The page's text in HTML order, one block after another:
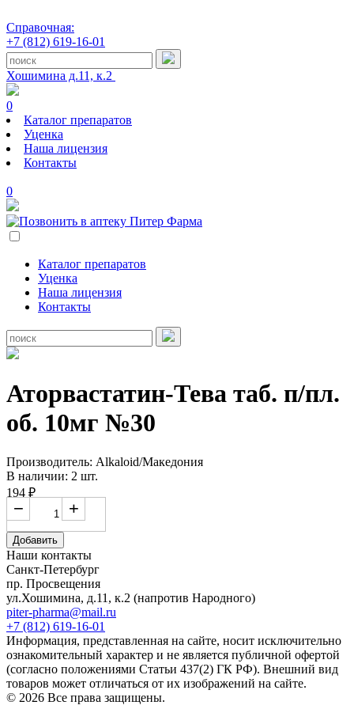
Справочная:
+7 (812) 619-16-01
Хошимина д.11, к.2
0
Каталог препаратов
Уценка
Наша лицензия
Контакты
0
Каталог препаратов
Уценка
Наша лицензия
Контакты
Аторвастатин-Тева таб. п/пл.
об. 10мг №30
Производитель: Alkaloid/Македония
В наличии: 2 шт.
194 ₽
+
−
Добавить
Наши контакты
Санкт-Петербург
пр. Просвещения
ул.Хошимина, д.11, к.2 (напротив Народного)
piter-pharma@mail.ru
+7 (812) 619-16-01
Информация, представленная на сайте, носит исключительно
ознакомительный характер и не является публичной офертой
(согласно положениями Статьи 437(2) ГК РФ). Внешний вид
товаров может отличаться от их изображений на сайте.
© 2026 Все права защищены.